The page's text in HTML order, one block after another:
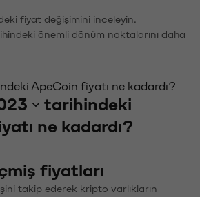
fiyat değişimini inceleyin.
önemli dönüm noktalarını daha
ApeCoin fiyatı ne kadardı?
tarihindeki
ne kadardı?
fiyatları
takip ederek kripto varlıkların